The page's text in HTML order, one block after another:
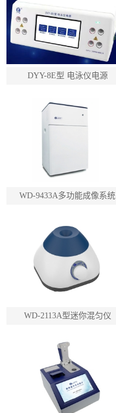
DYY-8E型 电泳仪电源
WD-9433A多功能成像系统
WD-2113A型迷你混匀仪